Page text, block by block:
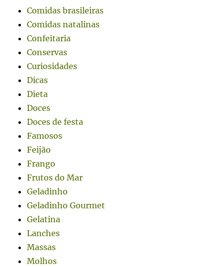
Comidas brasileiras
Comidas natalinas
Confeitaria
Conservas
Curiosidades
Dicas
Dieta
Doces
Doces de festa
Famosos
Feijão
Frango
Frutos do Mar
Geladinho
Geladinho Gourmet
Gelatina
Lanches
Massas
Molhos